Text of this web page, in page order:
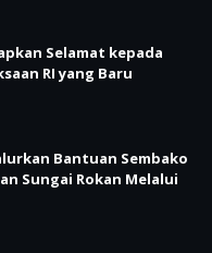
Selamat kepada
RI yang Baru
Bantuan Sembako
Sungai Rokan Melalui